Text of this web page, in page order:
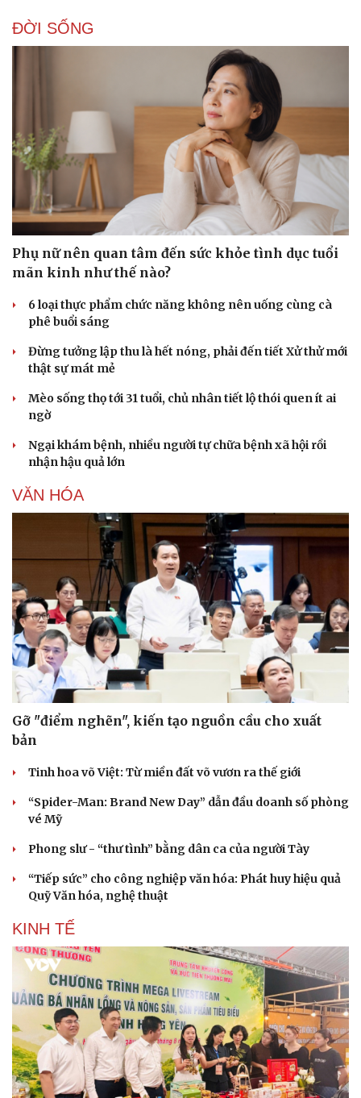
Doanh nghiệp 24h
Doanh nhân
Vì cộng đồng
Công nghệ
Sành điệu
Tin Công nghệ
Trải nghiệm
Chuyển đổi số
ĐỜI SỐNG
Phụ nữ nên quan tâm đến sức khỏe tình dục tuổi
mãn kinh như thế nào?
6 loại thực phẩm chức năng không nên uống cùng cà
phê buổi sáng
Đừng tưởng lập thu là hết nóng, phải đến tiết Xử thử mới
thật sự mát mẻ
Mèo sống thọ tới 31 tuổi, chủ nhân tiết lộ thói quen ít ai
ngờ
Ngại khám bệnh, nhiều người tự chữa bệnh xã hội rồi
nhận hậu quả lớn
VĂN HÓA
Gỡ "điểm nghẽn", kiến tạo nguồn cầu cho xuất
bản
Tinh hoa võ Việt: Từ miền đất võ vươn ra thế giới
“Spider-Man: Brand New Day” dẫn đầu doanh số phòng
vé Mỹ
Phong slư - “thư tình” bằng dân ca của người Tày
“Tiếp sức” cho công nghiệp văn hóa: Phát huy hiệu quả
Quỹ Văn hóa, nghệ thuật
KINH TẾ